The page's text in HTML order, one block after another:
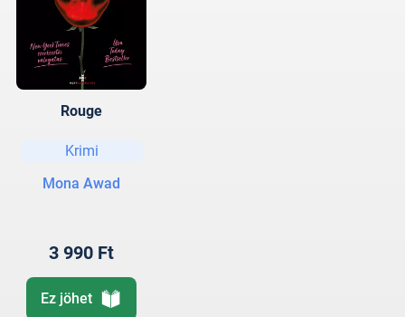
Rouge
Krimi
Mona Awad
3 990 Ft
Ez jöhet